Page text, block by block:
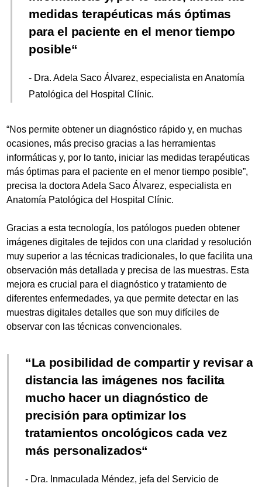
medidas terapéuticas más óptimas
para el paciente en el menor tiempo
posible
- Dra. Adela Saco Álvarez, especialista en Anatomía
Patológica del Hospital Clínic.
“Nos permite obtener un diagnóstico rápido y, en muchas
ocasiones, más preciso gracias a las herramientas
informáticas y, por lo tanto, iniciar las medidas terapéuticas
más óptimas para el paciente en el menor tiempo posible”,
precisa la doctora Adela Saco Álvarez, especialista en
Anatomía Patológica del Hospital Clínic.
Gracias a esta tecnología, los patólogos pueden obtener
imágenes digitales de tejidos con una claridad y resolución
muy superior a las técnicas tradicionales, lo que facilita una
observación más detallada y precisa de las muestras. Esta
mejora es crucial para el diagnóstico y tratamiento de
diferentes enfermedades, ya que permite detectar en las
muestras digitales detalles que son muy difíciles de
observar con las técnicas convencionales.
La posibilidad de compartir y revisar a
distancia las imágenes nos facilita
mucho hacer un diagnóstico de
precisión para optimizar los
tratamientos oncológicos cada vez
más personalizados
- Dra. Inmaculada Méndez, jefa del Servicio de